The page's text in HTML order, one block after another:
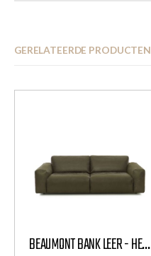
GERELATEERDE PRODUCTEN
BEAUMONT BANK LEER - HET ANKER